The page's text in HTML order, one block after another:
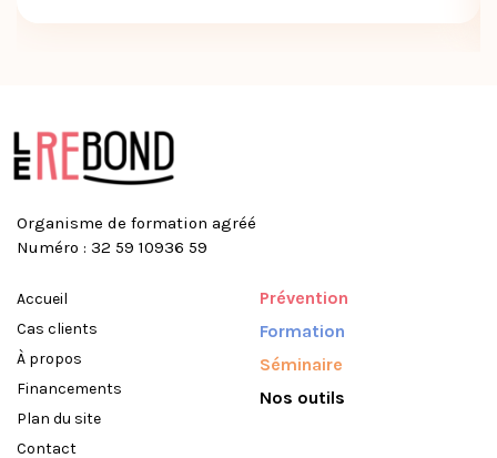
Organisme de formation agréé
Numéro : 32 59 10936 59
Accueil
Cas clients
À propos
Financements
Plan du site
Contact
Prévention
Formation
Séminaire
Nos outils